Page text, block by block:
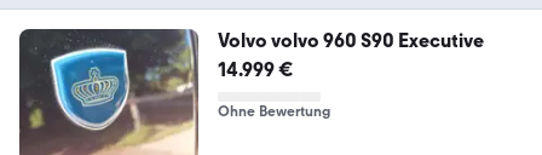
Volvo volvo 960 S90 Executive
14.999 €
Ohne Bewertung